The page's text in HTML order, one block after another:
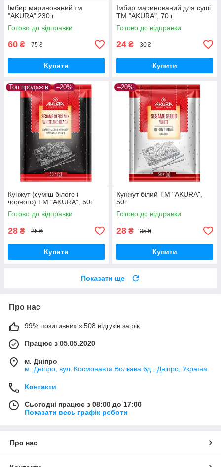
Імбир маринований тм
"AKURA" 230 г
Готово до відправки
60 ₴ 75 ₴
Купити
Імбир маринований для суші
ТМ "AKURA", 70 г.
Готово до відправки
24 ₴ 30 ₴
Купити
Топ продажів –20%
Кунжут (суміш білого і
чорного) ТМ "AKURA", 50г
Готово до відправки
28 ₴ 35 ₴
Купити
–20%
Кунжут білий ТМ "AKURA",
50г
Готово до відправки
28 ₴ 35 ₴
Купити
Показати ще
Про нас
99% позитивних з 508 відгуків за рік
Працює з 05.05.2020
м. Дніпро
м. Дніпро, вул. Космонавта Волкава 6д., Дніпро, Україна
Контакти
Сьогодні працює з 08:00 до 17:00
Показати весь графік роботи
Про нас